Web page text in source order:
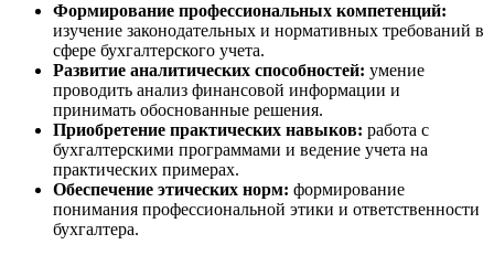
Формирование профессиональных компетенций:
изучение законодательных и нормативных требований в
сфере бухгалтерского учета.
Развитие аналитических способностей: умение
проводить анализ финансовой информации и
принимать обоснованные решения.
Приобретение практических навыков: работа с
бухгалтерскими программами и ведение учета на
практических примерах.
Обеспечение этических норм: формирование
понимания профессиональной этики и ответственности
бухгалтера.